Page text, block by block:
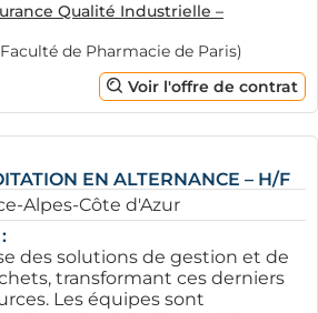
Qualité Industrielle –
de Pharmacie de Paris)
Voir l'offre de contrat
EN ALTERNANCE – H/F
Alpes-Côte d'Azur
des solutions de gestion et de
transformant ces derniers
Les équipes sont